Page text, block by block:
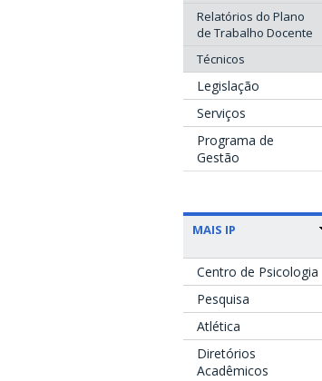
Relatórios do Plano
de Trabalho Docente
Técnicos
Legislação
Serviços
Programa de
Gestão
MAIS IP
Centro de Psicologia
Pesquisa
Atlética
Diretórios
Acadêmicos